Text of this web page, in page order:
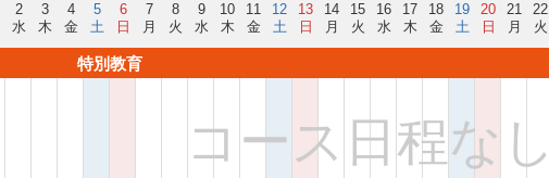
2
水
3
木
4
金
5
土
6
日
7
月
8
火
9
水
10
木
11
金
12
土
13
日
14
月
15
火
16
水
17
木
18
金
19
土
20
日
21
月
22
火
特別教育
コース日程なし